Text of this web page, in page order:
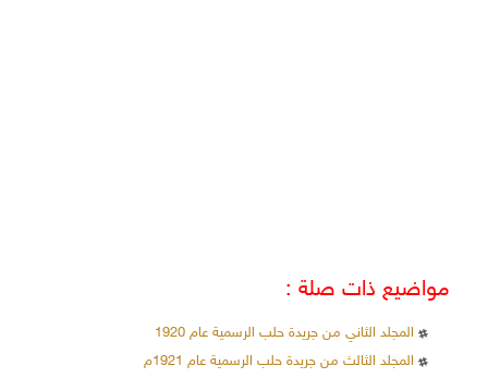
مواضيع ذات صلة :
المجلد الثاني من جريدة حلب الرسمية عام 1920
المجلد الثالث من جريدة حلب الرسمية عام 1921م